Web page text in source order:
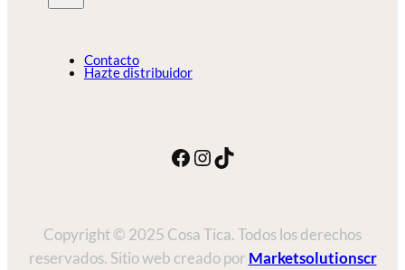
Contacto
Hazte distribuidor
Facebook
Instagram
TikTok
Copyright © 2025 Cosa Tica. Todos los derechos
reservados. Sitio web creado por Marketsolutionscr